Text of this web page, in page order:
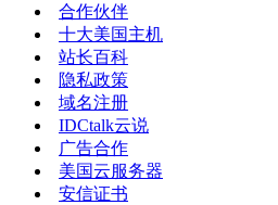
合作伙伴
十大美国主机
站长百科
隐私政策
域名注册
IDCtalk云说
广告合作
美国云服务器
安信证书